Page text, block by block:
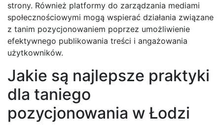
strony. Również platformy do zarządzania mediami
społecznościowymi mogą wspierać działania związane
z tanim pozycjonowaniem poprzez umożliwienie
efektywnego publikowania treści i angażowania
użytkowników.
Jakie są najlepsze praktyki
dla taniego
pozycjonowania w Łodzi